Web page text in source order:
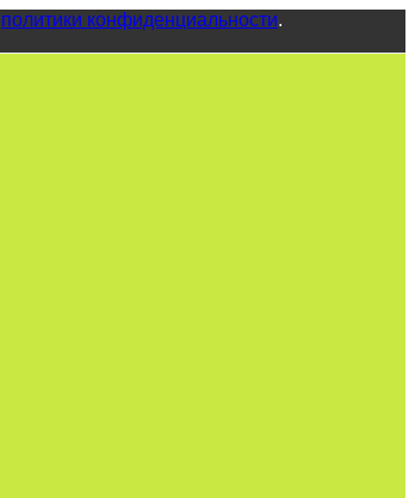
политики конфиденциальности.